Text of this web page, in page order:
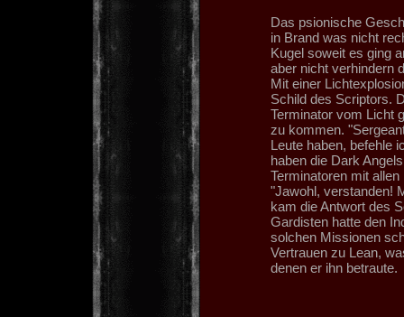
Das psionische
in Brand was nicht
Kugel soweit es ging
aber nicht verhindern
Mit einer
Schild des Scriptors.
Terminator vom Licht
zu kommen.
Leute haben, befehle
haben die Dark
Terminatoren mit
"Jawohl, verstanden!
kam die Antwort des
Gardisten hatte den
solchen Missionen
Vertrauen zu Lean,
denen er ihn betraute.